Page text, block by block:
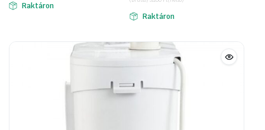
128016 Ft.
77724 Ft.
Raktáron
was:
100279 Ft.
is:
64897 Ft.
Raktáron